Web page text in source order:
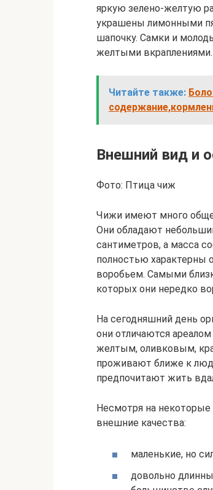
яркую зелено-желтую
украшены лимонными
шапочку. Самки и
желтыми вкраплениями.
Читайте также:
Внешний вид и
Фото: Птица чиж
Чижи имеют много
Они обладают
сантиметров, а масса
полностью характерны
воробьем. Самыми
которых они нередко
На сегодняшний день
они отличаются
желтым, оливковым,
проживают ближе к
предпочитают жить
Несмотря на
внешние качества:
маленькие, но
довольно